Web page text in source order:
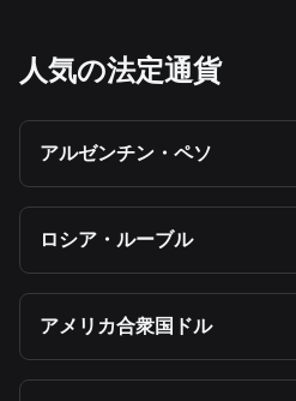
人気の法定通貨
アルゼンチン・ペソ
ロシア・ルーブル
アメリカ合衆国ドル